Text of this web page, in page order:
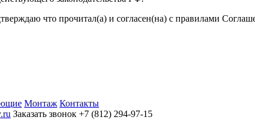
что прочитал(а) и согласен(на) с правилами
Монтаж Контакты
Заказать звонок +7 (812) 294-97-15